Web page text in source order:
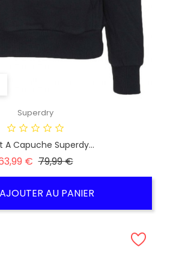
Superdry
A Capuche Superdy...
€ Prix
79,99 €Prix
AJOUTER AU PANIER